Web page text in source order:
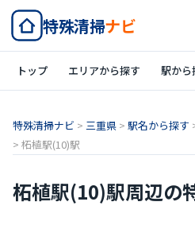
特殊清掃ナビ
トップ エリアから探す 駅から
特殊清掃ナビ > 三重県 > 駅名から探す
> 柘植駅(10)駅
柘植駅(10)駅周辺の